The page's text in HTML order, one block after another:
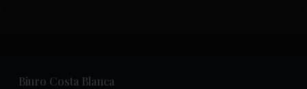
Biuro Costa Blanca